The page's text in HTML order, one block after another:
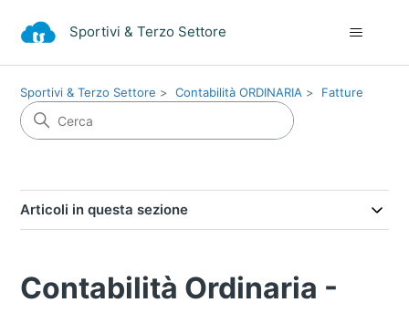
Sportivi & Terzo Settore
Sportivi & Terzo Settore Contabilità ORDINARIA Fatture
Articoli in questa sezione
Contabilità Ordinaria -